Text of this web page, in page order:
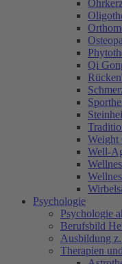
Qi
Weight
Well-
Psychologie
Psychologie
Berufsbild
Ausbildung
Therapien